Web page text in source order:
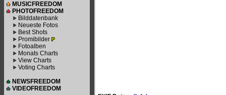
MUSICFREEDOM
PHOTOFREEDOM
Bilddatenbank
Neueste Fotos
Best Shots
Promibilder
Fotoalben
Monats Charts
View Charts
Voting Charts
NEWSFREEDOM
VIDEOFREEDOM